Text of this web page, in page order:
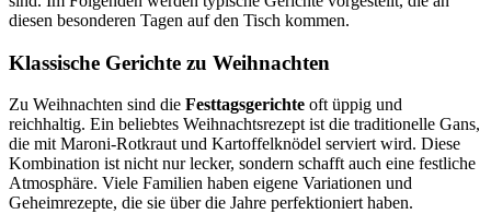
diesen besonderen Tagen auf den Tisch kommen.
Klassische Gerichte zu Weihnachten
Zu Weihnachten sind die Festtagsgerichte oft üppig und
reichhaltig. Ein beliebtes Weihnachtsrezept ist die traditionelle Gans,
die mit Maroni-Rotkraut und Kartoffelknödel serviert wird. Diese
Kombination ist nicht nur lecker, sondern schafft auch eine festliche
Atmosphäre. Viele Familien haben eigene Variationen und
Geheimrezepte, die sie über die Jahre perfektioniert haben.